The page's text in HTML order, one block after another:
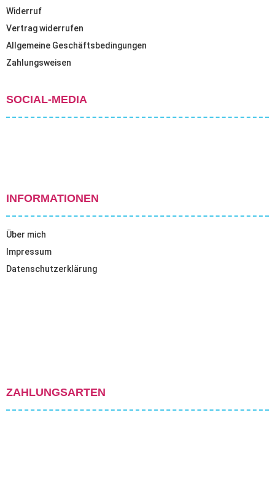
Widerruf
Vertrag widerrufen
Allgemeine Geschäftsbedingungen
Zahlungsweisen
SOCIAL-MEDIA
INFORMATIONEN
Über mich
Impressum
Datenschutzerklärung
ZAHLUNGSARTEN